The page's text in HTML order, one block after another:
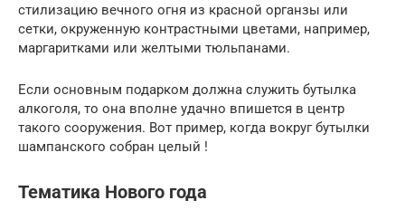
стилизацию вечного огня из красной органзы или
сетки, окруженную контрастными цветами, например,
маргаритками или желтыми тюльпанами.
Если основным подарком должна служить бутылка
алкоголя, то она вполне удачно впишется в центр
такого сооружения. Вот пример, когда вокруг бутылки
шампанского собран целый !
Тематика Нового года